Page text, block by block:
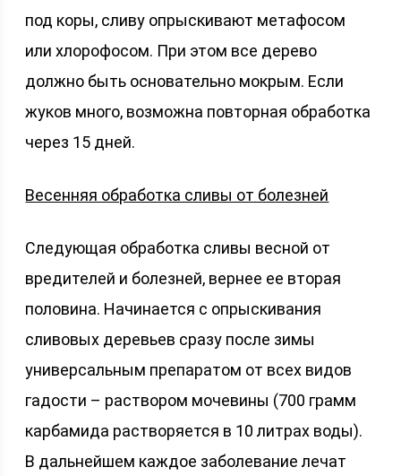
под коры, сливу опрыскивают метафосом
или хлорофосом. При этом все дерево
должно быть основательно мокрым. Если
жуков много, возможна повторная обработка
через 15 дней.
Весенняя обработка сливы от болезней
Следующая обработка сливы весной от
вредителей и болезней, вернее ее вторая
половина. Начинается с опрыскивания
сливовых деревьев сразу после зимы
универсальным препаратом от всех видов
гадости – раствором мочевины (700 грамм
карбамида растворяется в 10 литрах воды).
В дальнейшем каждое заболевание лечат